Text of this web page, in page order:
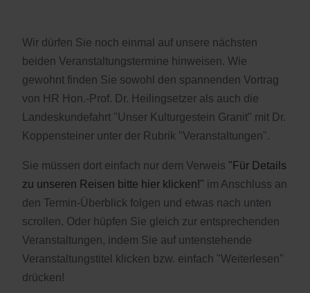
Wir dürfen Sie noch einmal auf unsere nächsten
beiden Veranstaltungstermine hinweisen. Wie
gewohnt finden Sie sowohl den spannenden Vortrag
von HR Hon.-Prof. Dr. Heilingsetzer als auch die
Landeskundefahrt "Unser Kulturgestein Granit" mit Dr.
Koppensteiner unter der Rubrik "Veranstaltungen".
Sie müssen dort einfach nur dem Verweis "Für Details
zu unseren Reisen bitte hier klicken!" im Anschluss an
den Termin-Überblick folgen und etwas nach unten
scrollen. Oder hüpfen Sie gleich zur entsprechenden
Veranstaltungen, indem Sie auf untenstehende
Veranstaltungstitel klicken bzw. einfach "Weiterlesen"
drücken!